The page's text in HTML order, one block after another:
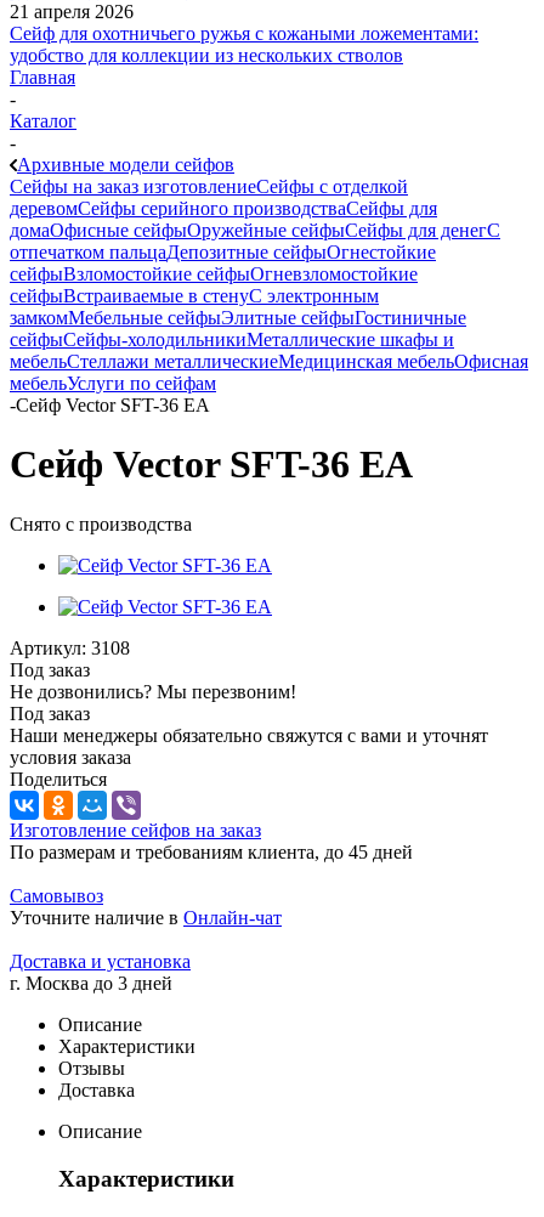
21 апреля 2026
Сейф для охотничьего ружья с кожаными ложементами:
удобство для коллекции из нескольких стволов
Главная
-
Каталог
-
Архивные модели сейфов
Сейфы на заказ изготовлениеСейфы с отделкой
деревомСейфы серийного производстваСейфы для
домаОфисные сейфыОружейные сейфыСейфы для денегС
отпечатком пальцаДепозитные сейфыОгнестойкие
сейфыВзломостойкие сейфыОгневзломостойкие
сейфыВстраиваемые в стенуС электронным
замкомМебельные сейфыЭлитные сейфыГостиничные
сейфыСейфы-холодильникиМеталлические шкафы и
мебельСтеллажи металлическиеМедицинская мебельОфисная
мебельУслуги по сейфам
-Сейф Vector SFT-36 EA
Сейф Vector SFT-36 EA
Снято с производства
Артикул: 3108
Под заказ
Не дозвонились? Мы перезвоним!
Под заказ
Наши менеджеры обязательно свяжутся с вами и уточнят
условия заказа
Поделиться
Изготовление сейфов на заказ
По размерам и требованиям клиента, до 45 дней
Самовывоз
Уточните наличие в Онлайн-чат
Доставка и установка
г. Москва до 3 дней
Описание
Характеристики
Отзывы
Доставка
Описание
Характеристики